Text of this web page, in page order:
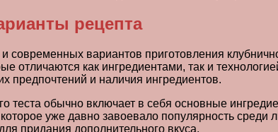
рецепта
современных вариантов приготовления
отличаются как ингредиентами, так и
предпочтений и наличия ингредиентов.
теста обычно включает в себя основные
которое уже давно завоевало популярность
придания дополнительного вкуса.